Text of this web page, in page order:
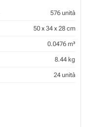
576 unità
50 x 34 x 28 cm
0.0476 m³
8.44 kg
24 unità